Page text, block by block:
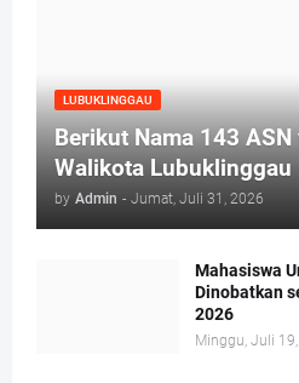
LUBUKLINGGAU
Berikut Nama 143
Walikota Lubuklinggau
by Admin - Jumat, Juli 31, 2026
Mahasiswa
Dinobatkan
2026
Minggu, Juli